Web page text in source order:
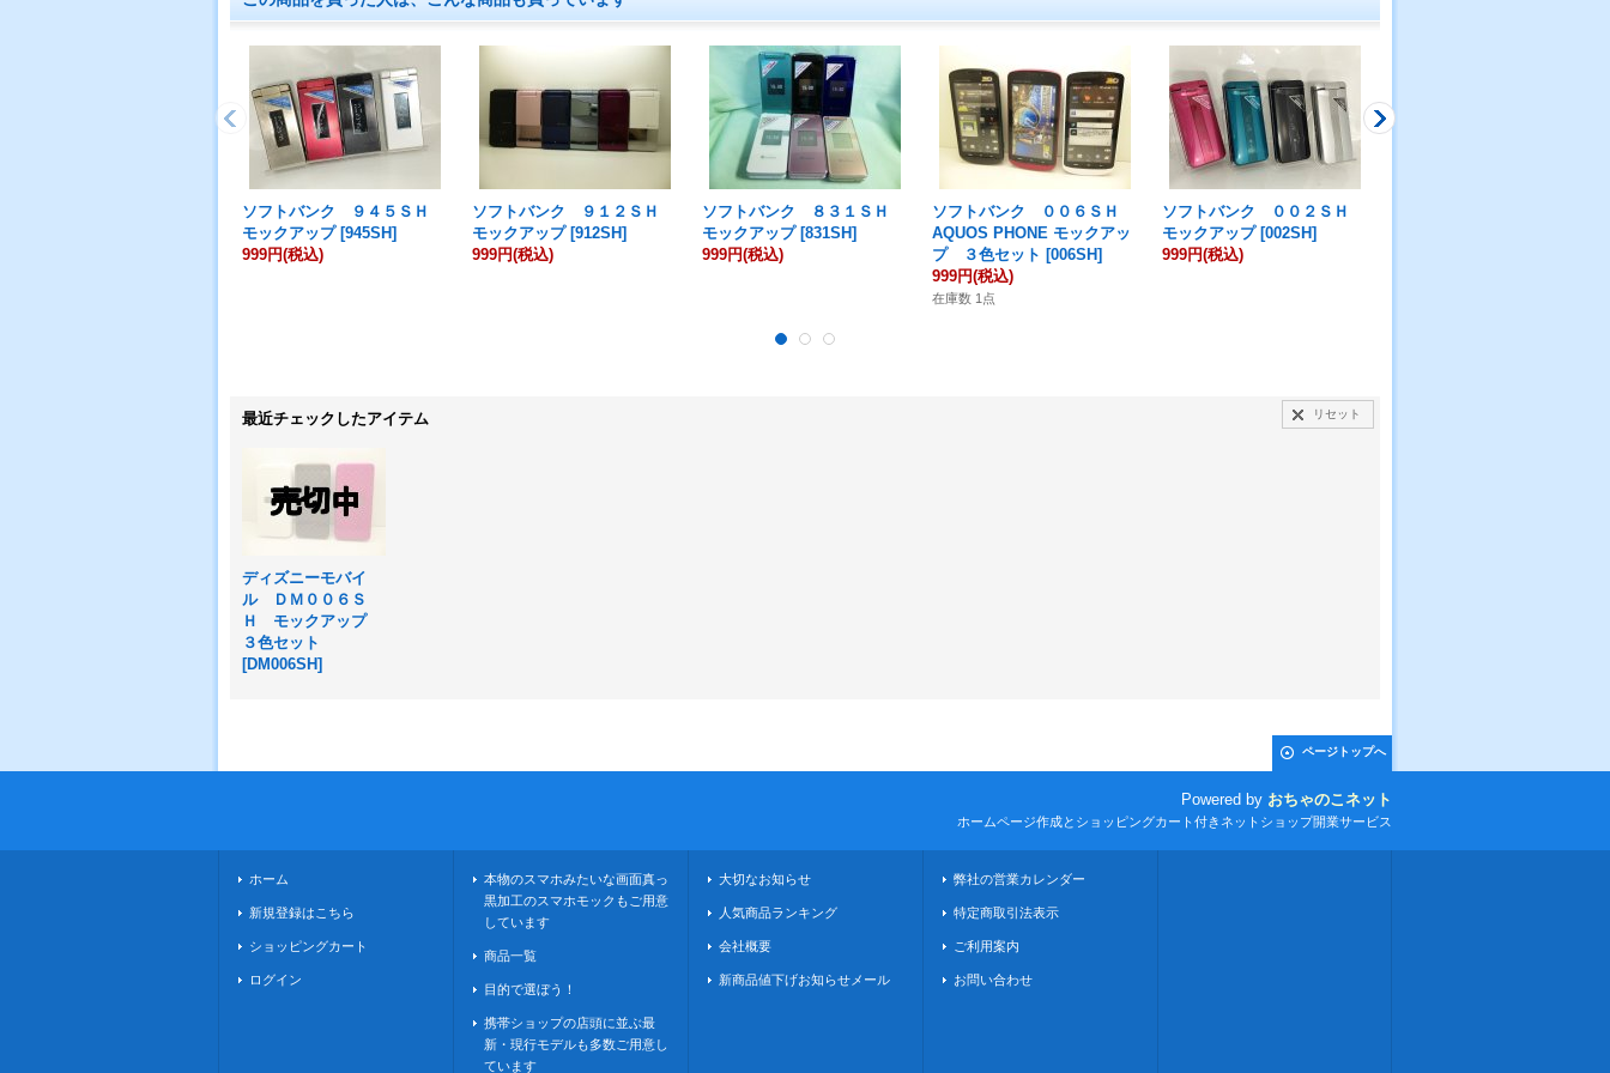
ソフトバンク ９４５ＳＨ
モックアップ [945SH]
999円(税込)
ソフトバンク ９１２ＳＨ
モックアップ [912SH]
999円(税込)
ソフトバンク ８３１ＳＨ
モックアップ [831SH]
999円(税込)
ソフトバンク ００６ＳＨ
AQUOS PHONE モックアッ
プ ３色セット [006SH]
999円(税込)
在庫数 1点
ソフトバンク ００２ＳＨ
モックアップ [002SH]
999円(税込)
最近チェックしたアイテム リセット
ディズニーモバイ
ル ＤＭ００６Ｓ
Ｈ モックアップ
３色セット
[DM006SH]
ページトップへ
Powered by おちゃのこネット
ホームページ作成とショッピングカート付きネットショップ開業サービス
ホーム
新規登録はこちら
ショッピングカート
ログイン
本物のスマホみたいな画面真っ
黒加工のスマホモックもご用意
しています
商品一覧
目的で選ぼう！
携帯ショップの店頭に並ぶ最
新・現行モデルも多数ご用意し
ています
大切なお知らせ
人気商品ランキング
会社概要
新商品値下げお知らせメール
弊社の営業カレンダー
特定商取引法表示
ご利用案内
お問い合わせ